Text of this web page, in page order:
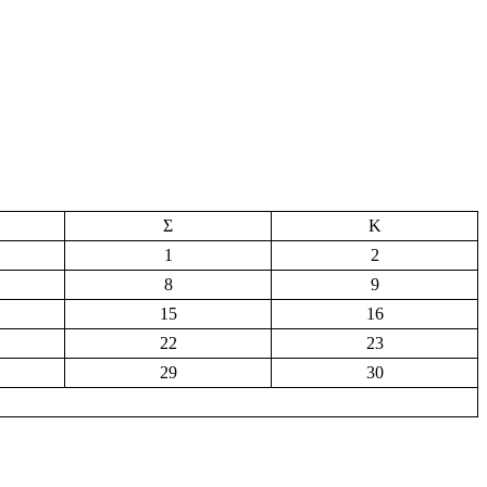
Σ
Κ
1
2
8
9
15
16
22
23
29
30